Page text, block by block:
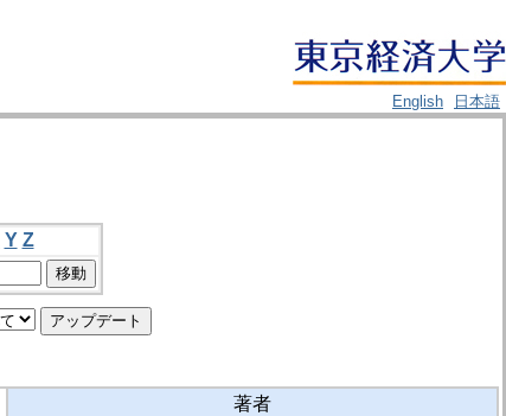
English
日本語
Y Z
著者